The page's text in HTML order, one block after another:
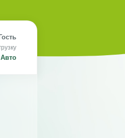
Гость